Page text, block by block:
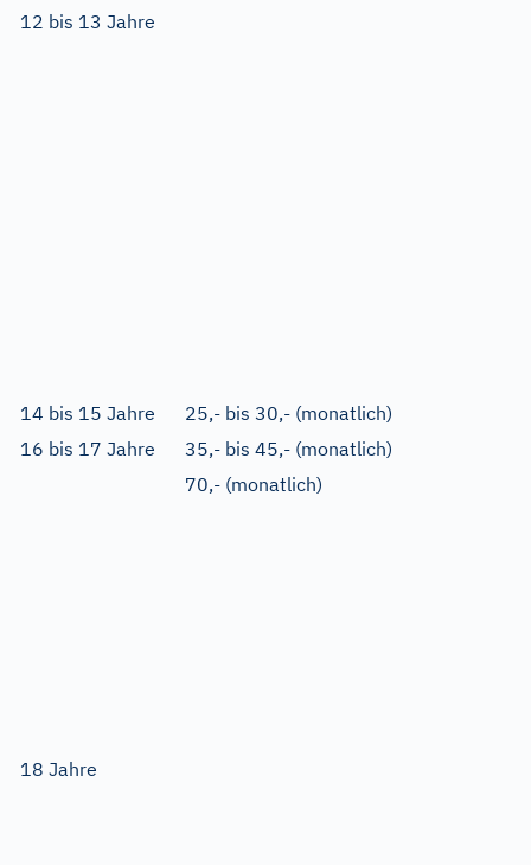
12 bis 13 Jahre
14 bis 15 Jahre
25,- bis 30,- (monatlich)
16 bis 17 Jahre
35,- bis 45,- (monatlich)
18 Jahre
70,- (monatlich)